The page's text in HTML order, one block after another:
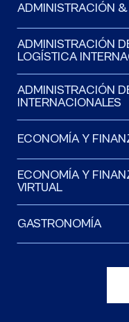
ADMINISTRACIÓN
ADMINISTRACIÓN
LOGÍSTICA
ADMINISTRACIÓN
INTERNACIONALES
ECONOMÍA Y
ECONOMÍA Y
VIRTUAL
GASTRONOMÍA